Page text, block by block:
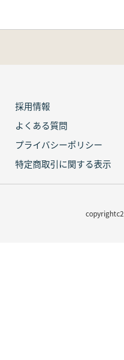
採用情報
よくある質問
プライバシーポリシー
特定商取引に関する表示